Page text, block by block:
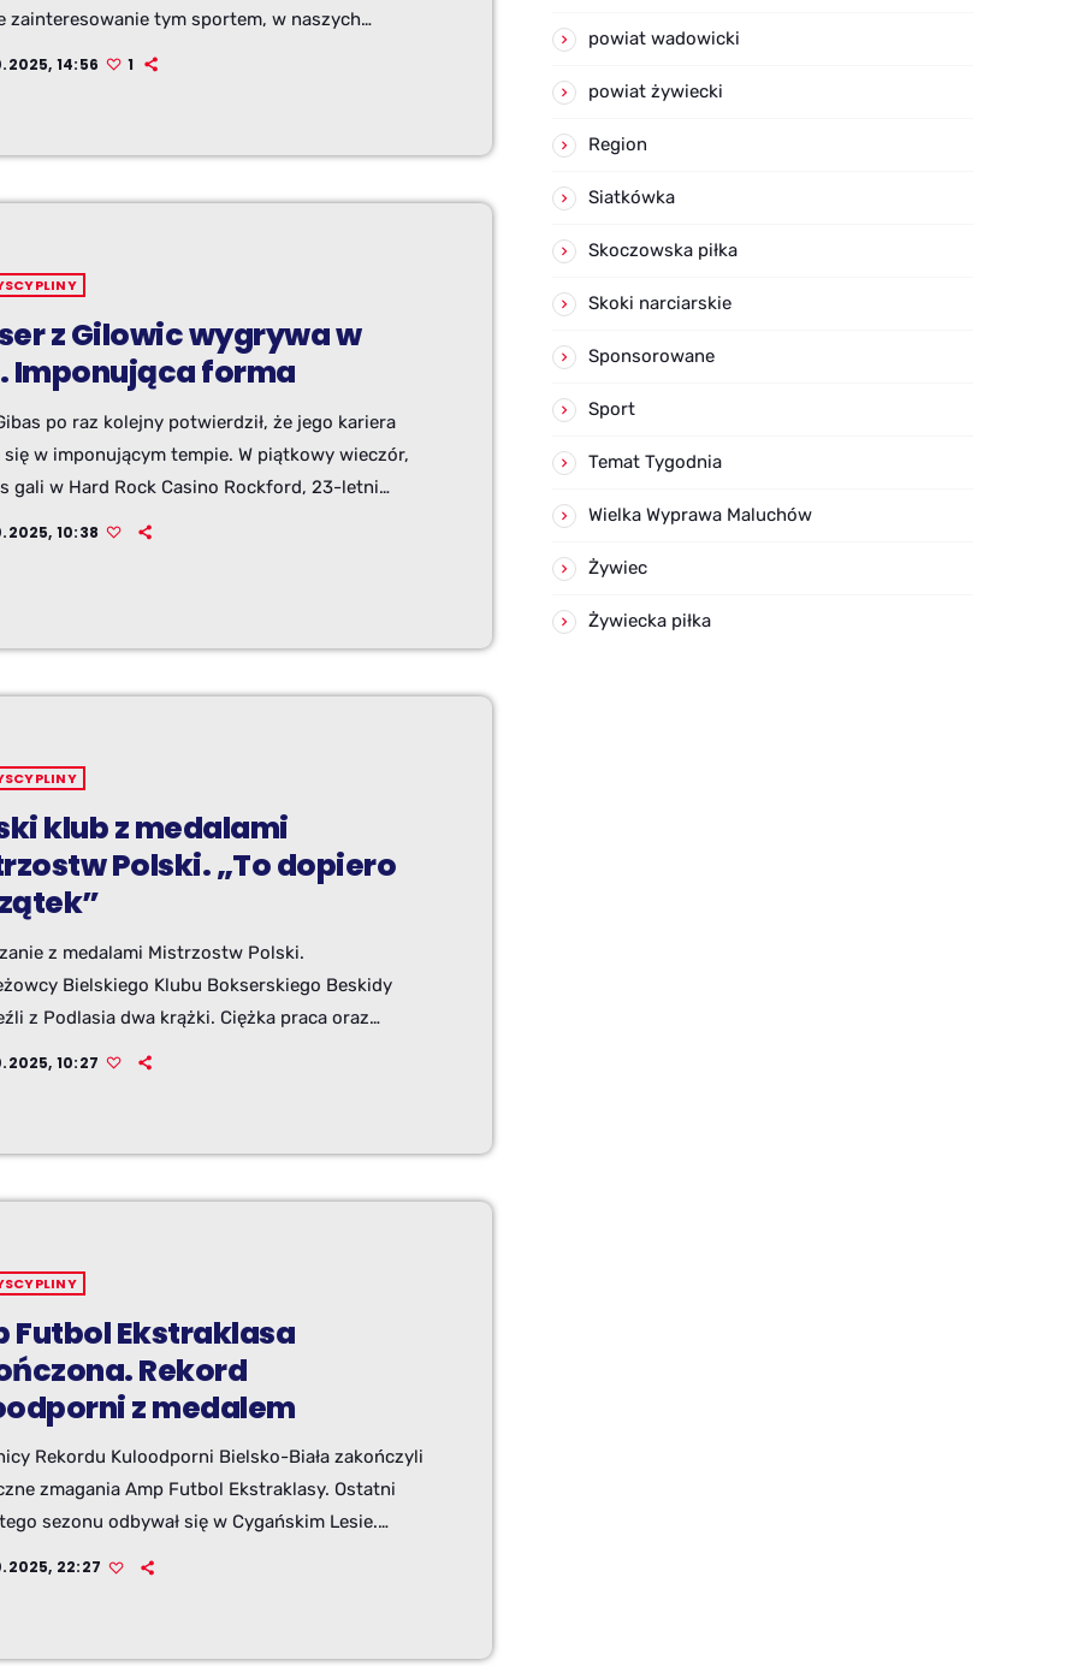
zainteresowanie tym sportem, w naszych
pojawia się coraz więcej tego typu wydarzeń, a
14:56 1
z Gilowic wygrywa w
Imponująca forma
po raz kolejny potwierdził, że jego kariera
w imponującym tempie. W piątkowy wieczór,
gali w Hard Rock Casino Rockford, 23-letni
z Gilowic odniósł kolejne zwycięstwo na
przez Bobby’ego Hitza.
10:38
klub z medalami
Polski. „To dopiero
z medalami Mistrzostw Polski.
Bielskiego Klubu Bokserskiego Beskidy
z Podlasia dwa krążki. Ciężka praca oraz
naprawdę się opłacają, napisał w
10:27
Futbol Ekstraklasa
Rekord
z medalem
Rekordu Kuloodporni Bielsko-Biała zakończyli
zmagania Amp Futbol Ekstraklasy. Ostatni
sezonu odbywał się w Cygańskim Lesie.
naszej drużynie udało się stanąć na podium.
22:27
powiat wadowicki
powiat żywiecki
Region
Siatkówka
Skoczowska piłka
Skoki narciarskie
Sponsorowane
Sport
Temat Tygodnia
Wielka Wyprawa Maluchów
Żywiec
Żywiecka piłka